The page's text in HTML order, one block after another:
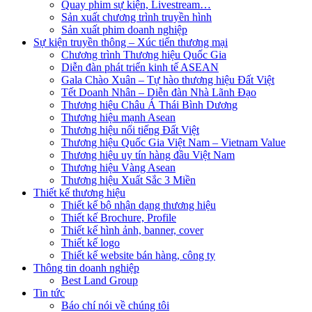
Quay phim sự kiện, Livestream…
Sản xuất chương trình truyền hình
Sản xuất phim doanh nghiệp
Sự kiện truyền thông – Xúc tiến thương mại
Chương trình Thương hiệu Quốc Gia
Diễn đàn phát triển kinh tế ASEAN
Gala Chào Xuân – Tự hào thương hiệu Đất Việt
Tết Doanh Nhân – Diễn đàn Nhà Lãnh Đạo
Thương hiệu Châu Á Thái Bình Dương
Thương hiệu mạnh Asean
Thương hiệu nổi tiếng Đất Việt
Thương hiệu Quốc Gia Việt Nam – Vietnam Value
Thương hiệu uy tín hàng đầu Việt Nam
Thương hiệu Vàng Asean
Thương hiệu Xuất Sắc 3 Miền
Thiết kế thương hiệu
Thiết kế bộ nhận dạng thương hiệu
Thiết kế Brochure, Profile
Thiết kế hình ảnh, banner, cover
Thiết kế logo
Thiết kế website bán hàng, công ty
Thông tin doanh nghiệp
Best Land Group
Tin tức
Báo chí nói về chúng tôi